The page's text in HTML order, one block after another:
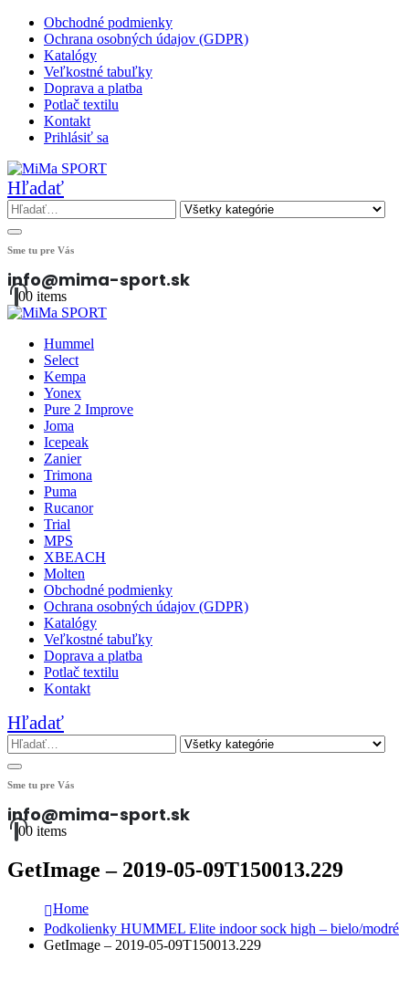
Obchodné podmienky
Ochrana osobných údajov (GDPR)
Katalógy
Veľkostné tabuľky
Doprava a platba
Potlač textilu
Kontakt
Prihlásiť sa
Hľadať
Sme tu pre Vás
info@mima-sport.sk
00 items
Hummel
Select
Kempa
Yonex
Pure 2 Improve
Joma
Icepeak
Zanier
Trimona
Puma
Rucanor
Trial
MPS
XBEACH
Molten
Obchodné podmienky
Ochrana osobných údajov (GDPR)
Katalógy
Veľkostné tabuľky
Doprava a platba
Potlač textilu
Kontakt
Hľadať
Sme tu pre Vás
info@mima-sport.sk
00 items
GetImage – 2019-05-09T150013.229
Home
Podkolienky HUMMEL Elite indoor sock high – bielo/modré
GetImage – 2019-05-09T150013.229